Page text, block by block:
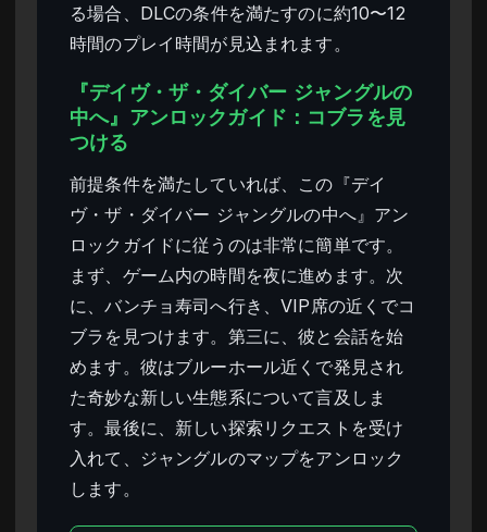
る場合、DLCの条件を満たすのに約10〜12
時間のプレイ時間が見込まれます。
『デイヴ・ザ・ダイバー ジャングルの
中へ』アンロックガイド：コブラを見
つける
前提条件を満たしていれば、この『デイ
ヴ・ザ・ダイバー ジャングルの中へ』アン
ロックガイドに従うのは非常に簡単です。
まず、ゲーム内の時間を夜に進めます。次
に、バンチョ寿司へ行き、VIP席の近くでコ
ブラを見つけます。第三に、彼と会話を始
めます。彼はブルーホール近くで発見され
た奇妙な新しい生態系について言及しま
す。最後に、新しい探索リクエストを受け
入れて、ジャングルのマップをアンロック
します。